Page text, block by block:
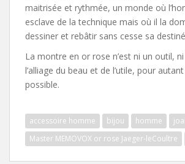
maitrisée et rythmée, un monde où
esclave de la technique mais où il la
dessiner et rebâtir sans cesse sa
La montre en or rose n’est ni un outil,
l’alliage du beau et de l’utile, pour
possible.
accessoire homme bijou homme
Master MEMOVOX or rose Jaeger-leCoultre